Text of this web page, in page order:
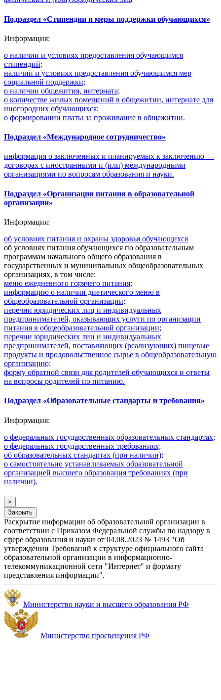
Подраздел «Стипендии и меры поддержки обучающихся»
Информация:
о наличии и условиях предоставления обучающимся
стипендий;
наличии и условиях предоставления обучающимся мер
социальной поддержки;
о наличии общежития, интерната;
о количестве жилых помещений в общежитии, интернате для
иногородних обучающихся;
о формировании платы за проживание в общежитии.
Подраздел «Международное сотрудничество»
информация о заключенных и планируемых к заключению —
договорах с иностранными и (или) международными
организациями по вопросам образования и науки.
Подраздел «Организация питания в образовательной
организации»
Информация:
об условиях питания и охраны здоровья обучающихся
об условиях питания обучающихся по образовательным
программам начального общего образования в
государственных и муниципальных общеобразовательных
организациях, в том числе:
меню ежедневного горячего питания;
информацию о наличии диетического меню в
общеобразовательной организации;
перечни юридических лиц и индивидуальных
предпринимателей, оказывающих услуги по организации
питания в общеобразовательной организации;
перечни юридических лиц и индивидуальных
предпринимателей, поставляющих (реализующих) пищевые
продукты и продовольственное сырье в общеобразовательную
организацию;
форму обратной связи для родителей обучающихся и ответы
на вопросы родителей по питанию.
Подраздел «Образовательные стандарты и требования»
Информация:
о федеральных государственных образовательных стандартах;
о федеральных государственных требованиях;
об образовательных стандартах (при наличии);
о самостоятельно устанавливаемых образовательной
организацией высшего образования требованиях (при
наличии).
×
Закрыть
Раскрытие информации об образовательной организации в
соответствии с Приказом Федеральной службы по надзору в
сфере образования и науки от 04.08.2023 № 1493 "Об
утверждении Требований к структуре официального сайта
образовательной организации в информационно-
телекоммуникационной сети "Интернет" и формату
представления информации".
Министерство науки и высшего образования РФ
Министерство просвещения РФ